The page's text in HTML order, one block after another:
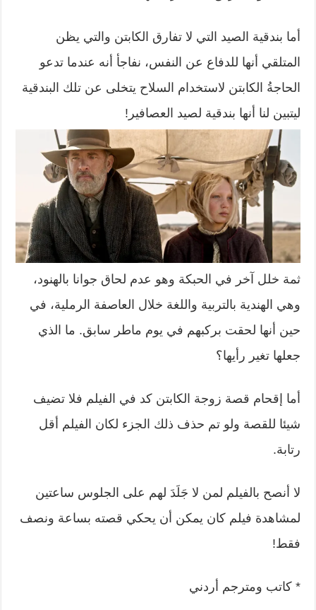
أما بندقية الصيد التي لا تفارق الكابتن والتي يظن
المتلقي أنها للدفاع عن النفس، نفاجأ أنه عندما تدعو
الحاجةُ الكابتن لاستخدام السلاح يتخلى عن تلك البندقية
ليتبين لنا أنها بندقية لصيد العصافير!
ثمة خلل آخر في الحبكة وهو عدم لحاق جوانا بالهنود،
وهي الهندية بالتربية واللغة خلال العاصفة الرملية، في
حين أنها لحقت بركبهم في يوم ماطر سابق. ما الذي
جعلها تغير رأيها؟
أما إقحام قصة زوجة الكابتن كد في الفيلم فلا تضيف
شيئا للقصة ولو تم حذف ذلك الجزء لكان الفيلم أقل
رتابة.
لا أنصح بالفيلم لمن لا جَلَدَ لهم على الجلوس ساعتين
لمشاهدة فيلم كان يمكن أن يحكي قصته بساعة ونصف
فقط!
* كاتب ومترجم أردني